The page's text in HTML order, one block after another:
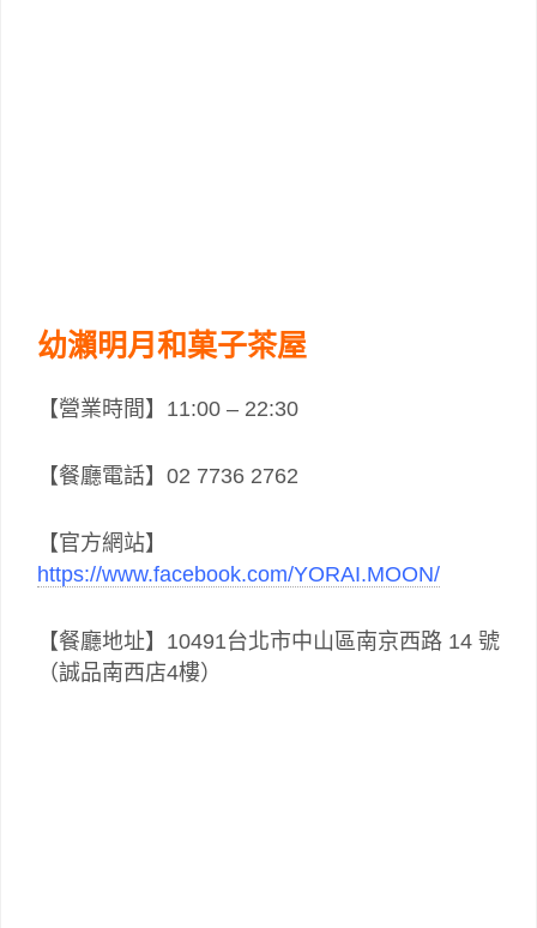
幼瀨明月和菓子茶屋
【營業時間】11:00 – 22:30
【餐廳電話】02 7736 2762
【官方網站】
https://www.facebook.com/YORAI.MOON/
【餐廳地址】10491台北市中山區南京西路 14 號
（誠品南西店4樓）